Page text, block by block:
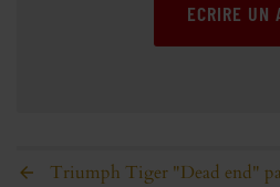
ECRIRE UN
Triumph Tiger "Dead end"